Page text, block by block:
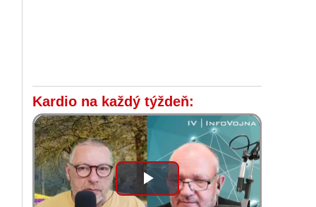
Kardio na každý týždeň:
Play